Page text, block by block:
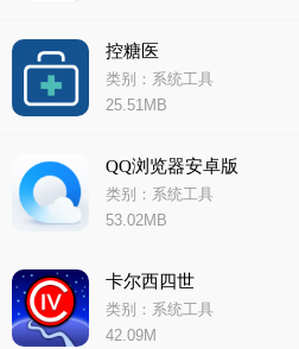
控糖医
类别：系统工具
25.51MB
QQ浏览器安卓版
类别：系统工具
53.02MB
卡尔西四世
类别：系统工具
42.09M